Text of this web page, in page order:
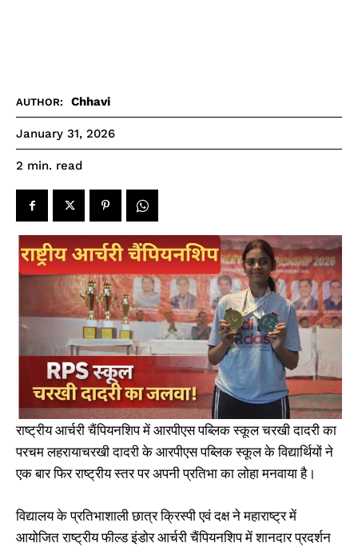
AUTHOR: Chhavi
January 31, 2026
2 min. read
राष्ट्रीय आर्चरी चैंपियनशिप में आरपीएस पब्लिक स्कूल चरखी दादरी का
परचम लहरायाचरखी दादरी के आरपीएस पब्लिक स्कूल के विद्यार्थियों ने
एक बार फिर राष्ट्रीय स्तर पर अपनी प्रतिभा का लोहा मनवाया है।
विद्यालय के प्रतिभाशाली छात्र क्रिस्पी एवं दक्ष ने महाराष्ट्र में
आयोजित राष्ट्रीय फील्ड इंडोर आर्चरी चैंपियनशिप में शानदार प्रदर्शन